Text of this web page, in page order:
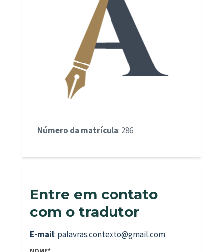
Número da matrícula: 286
Entre em contato
com o tradutor
E-mail: palavras.contexto@gmail.com